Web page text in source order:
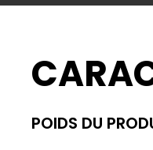
POIDS DU